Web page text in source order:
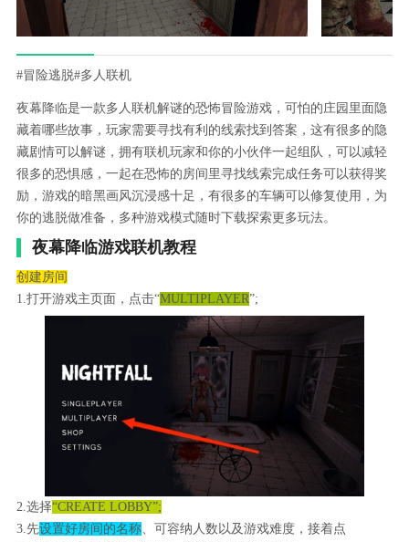
#冒险逃脱#多人联机
夜幕降临是一款多人联机解谜的恐怖冒险游戏，可怕的庄园里面隐
藏着哪些故事，玩家需要寻找有利的线索找到答案，这有很多的隐
藏剧情可以解谜，拥有联机玩家和你的小伙伴一起组队，可以减轻
很多的恐惧感，一起在恐怖的房间里寻找线索完成任务可以获得奖
励，游戏的暗黑画风沉浸感十足，有很多的车辆可以修复使用，为
你的逃脱做准备，多种游戏模式随时下载探索更多玩法。
夜幕降临游戏联机教程
创建房间
1.打开游戏主页面，点击“MULTIPLAYER”;
2.选择“CREATE LOBBY”;
3.先设置好房间的名称、可容纳人数以及游戏难度，接着点